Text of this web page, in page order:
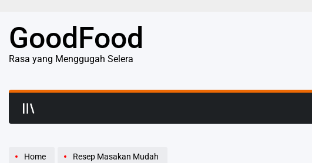
content
GoodFood
Rasa yang Menggugah Selera
Home Resep Masakan Mudah